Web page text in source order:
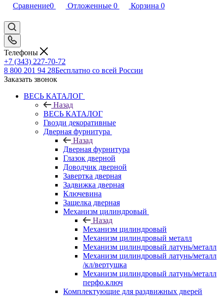
Сравнение0 Отложенные 0 Корзина 0
Телефоны
+7 (343) 227-70-72
8 800 201 94 28Бесплатно со всей России
Заказать звонок
ВЕСЬ КАТАЛОГ
Назад
ВЕСЬ КАТАЛОГ
Гвозди декоративные
Дверная фурнитура
Назад
Дверная фурнитура
Глазок дверной
Доводчик дверной
Завертка дверная
Задвижка дверная
Ключевина
Защелка дверная
Механизм цилиндровый
Назад
Механизм цилиндровый
Механизм цилиндровый металл
Механизм цилиндровый латунь/металл
Механизм цилиндровый латунь/металл
/кл/вертушка
Механизм цилиндровый латунь/металл
перфо.ключ
Комплектующие для раздвижных дверей